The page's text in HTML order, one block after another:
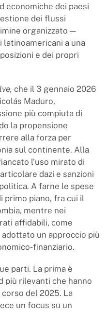
economiche dei paesi
dei flussi
organizzato —
a una
e dei propri
che il 3 gennaio 2026
Maduro,
più compiuta di
la propensione
alla forza per
sul continente. Alla
l’uso mirato di
dazi e sanzioni
A farne le spese
primo piano, fra cui il
mentre nei
affidabili, come
adottato un approccio più
finanziario.
parti. La prima è
più rilevanti che hanno
del 2025. La
un focus su un